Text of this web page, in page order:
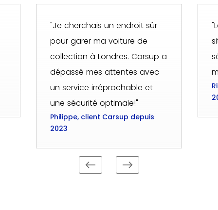
"Je cherchais un endroit sûr
pour garer ma voiture de
collection à Londres. Carsup a
dépassé mes attentes avec
un service irréprochable et
une sécurité optimale!"
Philippe, client Carsup depuis
2023